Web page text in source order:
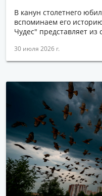
В канун столетнего
вспоминаем его
Чудес" представляет из
30 июля 2026 г.